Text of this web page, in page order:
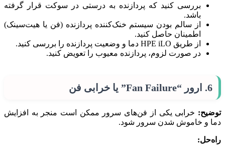
بررسی کنید که پردازنده به درستی در سوکت قرار گرفته
باشد.
از سالم بودن سیستم خنک‌کننده پردازنده (فن یا هیت‌سینک)
اطمینان حاصل کنید.
از طریق HPE iLO دما و وضعیت پردازنده را بررسی کنید.
در صورت لزوم، پردازنده معیوب را تعویض کنید.
6. ارور “Fan Failure” یا خرابی فن
توضیح: خرابی یکی از فن‌های سرور ممکن است منجر به افزایش
دما و خاموش شدن سرور شود.
راه‌حل: